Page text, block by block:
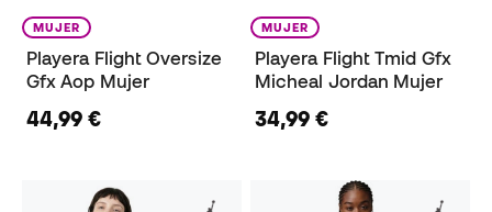
MUJER
Playera Flight Oversize
Gfx Aop Mujer
44,99 €
MUJER
Playera Flight Tmid Gfx
Micheal Jordan Mujer
34,99 €